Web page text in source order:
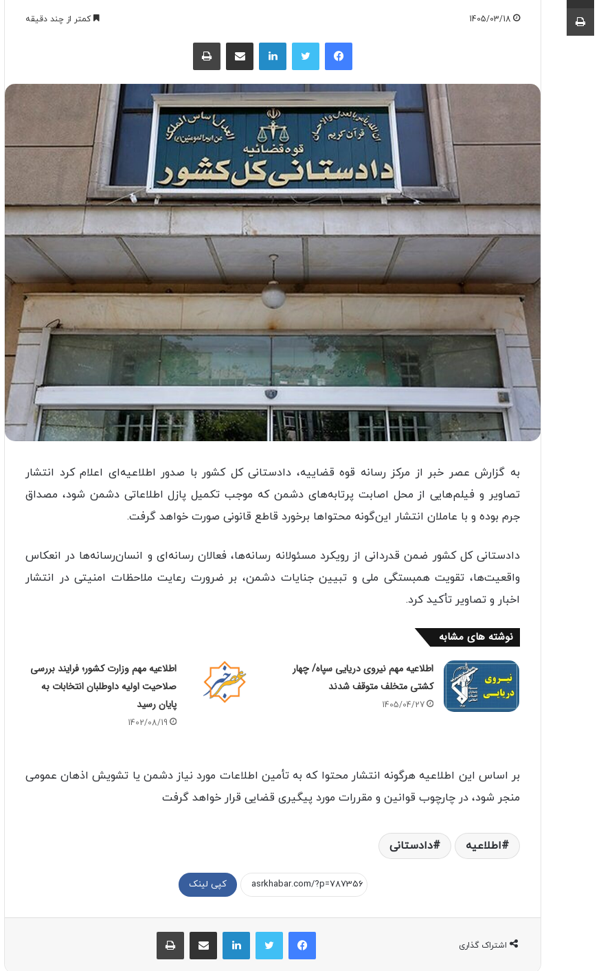
1405/03/18 کمتر از چند دقیقه
فیسبوک لینکداین
به گزارش عصر خبر از مرکز رسانه قوه قضاییه، دادستانی کل کشور با صدور اطلاعیه‌ای اعلام کرد انتشار
تصاویر و فیلم‌هایی از محل اصابت پرتابه‌های دشمن که موجب تکمیل پازل اطلاعاتی دشمن شود، مصداق
جرم بوده و با عاملان انتشار این‌گونه محتواها برخورد قاطع قانونی صورت خواهد گرفت.
دادستانی کل کشور ضمن قدردانی از رویکرد مسئولانه رسانه‌ها، فعالان رسانه‌ای و انسان‌رسانه‌ها در انعکاس
واقعیت‌ها، تقویت همبستگی ملی و تبیین جنایات دشمن، بر ضرورت رعایت ملاحظات امنیتی در انتشار
اخبار و تصاویر تأکید کرد.
نوشته های مشابه
اطلاعیه مهم نیروی دریایی سپاه/ چهار
کشتی متخلف متوقف شدند
1405/04/27
اطلاعیه مهم وزارت کشور؛ فرایند بررسی
صلاحیت اولیه داوطلبان انتخابات به
پایان رسید
1402/08/19
بر اساس این اطلاعیه هرگونه انتشار محتوا که به تأمین اطلاعات مورد نیاز دشمن یا تشویش اذهان عمومی
منجر شود، در چارچوب قوانین و مقررات مورد پیگیری قضایی قرار خواهد گرفت
اطلاعیه دادستانی
کپی لینک
اشتراک گذاری
فیسبوک لینکداین